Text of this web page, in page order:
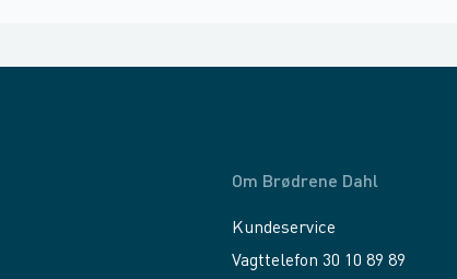
Om Brødrene Dahl
Kundeservice
Vagttelefon 30 10 89 89